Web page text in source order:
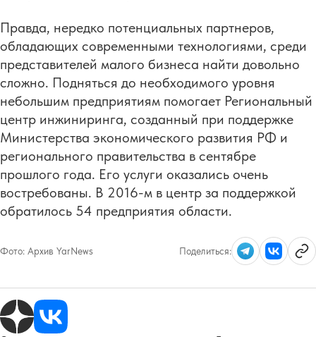
Правда, нередко потенциальных партнеров,
обладающих современными технологиями, среди
представителей малого бизнеса найти довольно
сложно. Подняться до необходимого уровня
небольшим предприятиям помогает Региональный
центр инжиниринга, созданный при поддержке
Министерства экономического развития РФ и
регионального правительства в сентябре
прошлого года. Его услуги оказались очень
востребованы. В 2016-м в центр за поддержкой
обратилось 54 предприятия области.
Фото: Архив YarNews Поделиться: